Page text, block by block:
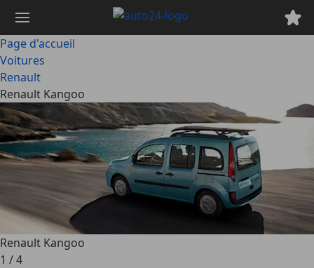
contenu
principal
Page d'accueil
Voitures
Renault
Renault Kangoo
Renault Kangoo
1 /4